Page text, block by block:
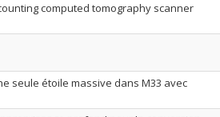
computed tomography scanner
seule étoile massive dans M33 avec